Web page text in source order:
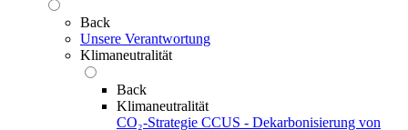
Back
Unsere Verantwortung
Klimaneutralität
Back
Klimaneutralität
CO₂-Strategie CCUS - Dekarbonisierung von